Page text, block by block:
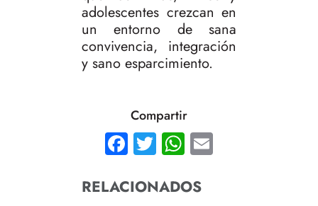
adolescentes crezcan en
un entorno de sana
convivencia, integración
y sano esparcimiento.
Compartir
Facebook
TwitterWhatsApp
RELACIONADOS